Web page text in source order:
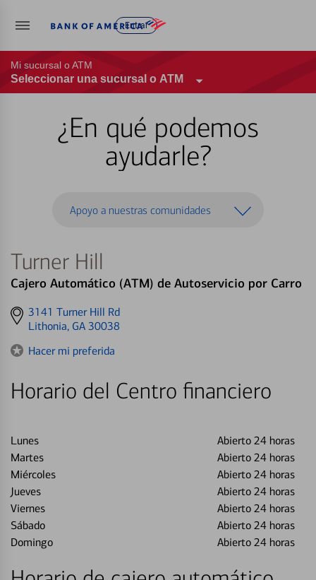
Entrar
Mi sucursal o ATM
Seleccionar una sucursal o ATM
¿En qué podemos
ayudarle?
Apoyo a nuestras comunidades
Turner Hill
Cajero Automático (ATM) de Autoservicio por Carro
Get
directions
3141 Turner Hill Rd
Lithonia, GA 30038
Hacer mi preferida
Horario del Centro financiero
Lunes
Abierto 24 horas
Martes
Abierto 24 horas
Miércoles
Abierto 24 horas
Jueves
Abierto 24 horas
Viernes
Abierto 24 horas
Sábado
Abierto 24 horas
Domingo
Abierto 24 horas